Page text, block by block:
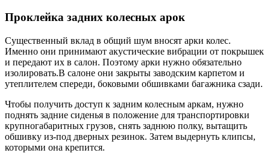
Проклейка задних колесных арок
Существенный вклад в общий шум вносят арки колес.
Именно они принимают акустические вибрации от покрышек
и передают их в салон. Поэтому арки нужно обязательно
изолировать.В салоне они закрыты заводским карпетом и
утеплителем спереди, боковыми обшивками багажника сзади.
Чтобы получить доступ к задним колесным аркам, нужно
поднять задние сиденья в положение для транспортировки
крупногабаритных грузов, снять заднюю полку, вытащить
обшивку из-под дверных резинок. Затем выдернуть клипсы,
которыми она крепится.